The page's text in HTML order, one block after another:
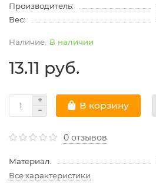
Производитель:
Вес:
В наличии
13.11 руб.
В корзину
0 отзывов
Материал.
Все характеристики